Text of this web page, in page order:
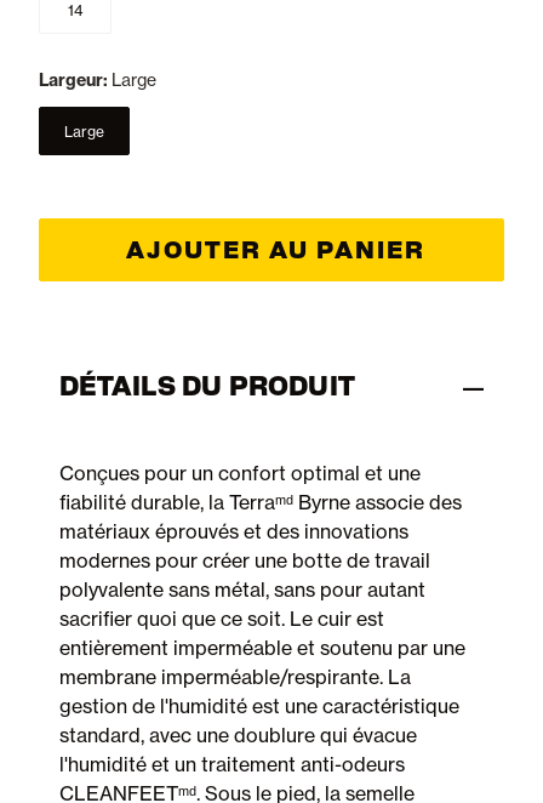
14
Largeur: Large
Large
AJOUTER AU PANIER
DÉTAILS DU PRODUIT
Conçues pour un confort optimal et une
fiabilité durable, la Terraᵐᵈ Byrne associe des
matériaux éprouvés et des innovations
modernes pour créer une botte de travail
polyvalente sans métal, sans pour autant
sacrifier quoi que ce soit. Le cuir est
entièrement imperméable et soutenu par une
membrane imperméable/respirante. La
gestion de l'humidité est une caractéristique
standard, avec une doublure qui évacue
l'humidité et un traitement anti-odeurs
CLEANFEETᵐᵈ. Sous le pied, la semelle